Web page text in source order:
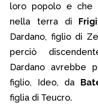
loro popolo e che
nella terra di
Dardano, figlio di
perciò
Dardano avrebbe
figlio, Ideo, da
figlia di Teucro.